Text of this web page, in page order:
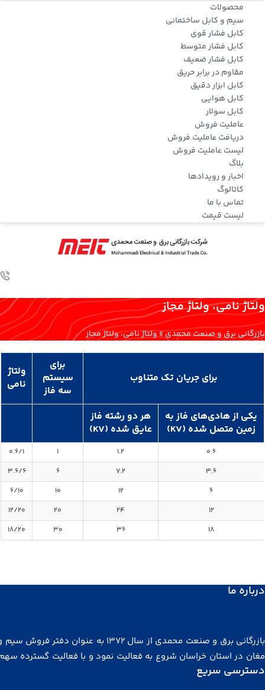
محصولات
سیم و کابل ساختمانی
کابل فشار قوی
کابل فشار متوسط
کابل فشار ضعیف
مقاوم در برابر حریق
کابل ابزار دقیق
کابل هوایی
کابل سولار
عاملیت فروش
دریافت عاملیت فروش
لیست عاملیت فروش
بلاگ
اخبار و رویدادها
کاتالوگ
تماس با ما
لیست قیمت
ولتاژ نامی، ولتاژ مجاز
بازرگانی برق و صنعت محمدی»ولتاژ نامی، ولتاژ مجاز
برای جریان تک متناوب
برای
سیستم
سه فاز
ولتاژ
نامی
یکی از هادی‌های فاز به
زمین متصل شده (KV)
هر دو رشته فاز
عایق شده (KV)
0.6
1.2
1
0.6/1
3.6
7.2
6
3.6/6
6
12
10
6/10
12
24
20
12/20
18
36
30
18/20
درباره ما
بازرگانی برق و صنعت محمدی از سال ۱۳۷۲ به عنوان دفتر
مغان در استان خراسان شروع به فعالیت نمود و با فعالیت گسترده
توجهی از بازار خراسان، شرق کشور، آسیای میانه و افغانستان را
دسترسی سریع